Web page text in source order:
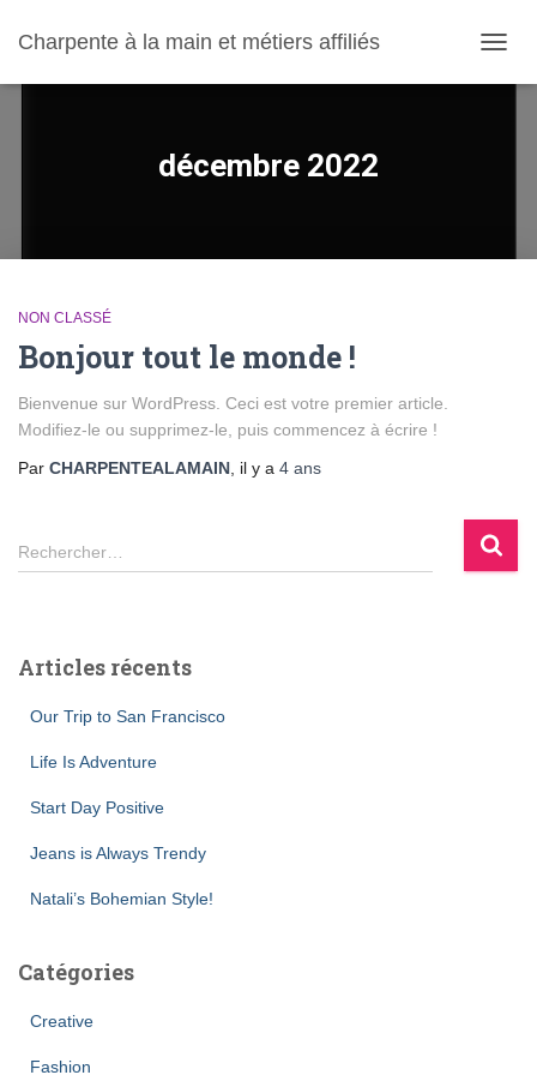
Charpente à la main et métiers affiliés
décembre 2022
NON CLASSÉ
Bonjour tout le monde !
Bienvenue sur WordPress. Ceci est votre premier article.
Modifiez-le ou supprimez-le, puis commencez à écrire !
Par CHARPENTEALAMAIN , il y a 4 ans
R
e
r
Rechercher…
Articles récents
Our Trip to San Francisco
Life Is Adventure
Start Day Positive
Jeans is Always Trendy
Natali’s Bohemian Style!
Catégories
Creative
Fashion